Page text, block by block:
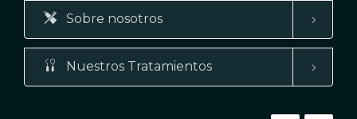
Sobre nosotros
Nuestros Tratamientos